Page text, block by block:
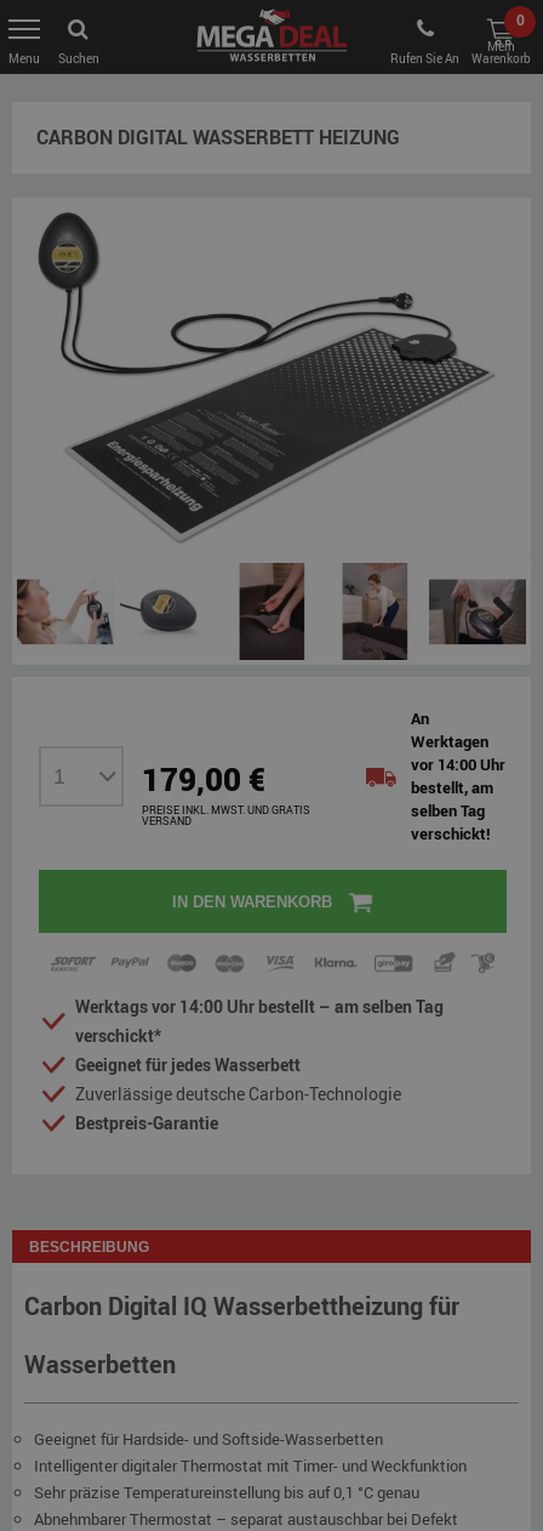
Suchen Rufen Sie An
0
Mein
Warenkorb
CARBON DIGITAL WASSERBETT HEIZUNG
179,00 €
PREISE INKL. MWST. UND GRATIS
VERSAND
An
Werktagen
vor 14:00 Uhr
bestellt, am
selben Tag
verschickt!
IN DEN WARENKORB
Werktags vor 14:00 Uhr bestellt – am selben Tag
verschickt*
Geeignet für jedes Wasserbett
Zuverlässige deutsche Carbon-Technologie
Bestpreis-Garantie
BESCHREIBUNG
Carbon Digital IQ Wasserbettheizung für
Wasserbetten
Geeignet für Hardside- und Softside-Wasserbetten
Intelligenter digitaler Thermostat mit Timer- und Weckfunktion
Sehr präzise Temperatureinstellung bis auf 0,1 °C genau
Abnehmbarer Thermostat – separat austauschbar bei Defekt